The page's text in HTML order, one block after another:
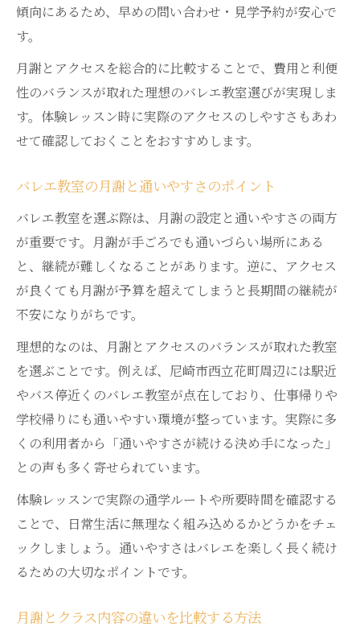
傾向にあるため、早めの問い合わせ・見学予約が安心で
す。
月謝とアクセスを総合的に比較することで、費用と利便
性のバランスが取れた理想のバレエ教室選びが実現しま
す。体験レッスン時に実際のアクセスのしやすさもあわ
せて確認しておくことをおすすめします。
バレエ教室の月謝と通いやすさのポイント
バレエ教室を選ぶ際は、月謝の設定と通いやすさの両方
が重要です。月謝が手ごろでも通いづらい場所にある
と、継続が難しくなることがあります。逆に、アクセス
が良くても月謝が予算を超えてしまうと長期間の継続が
不安になりがちです。
理想的なのは、月謝とアクセスのバランスが取れた教室
を選ぶことです。例えば、尼崎市西立花町周辺には駅近
やバス停近くのバレエ教室が点在しており、仕事帰りや
学校帰りにも通いやすい環境が整っています。実際に多
くの利用者から「通いやすさが続ける決め手になった」
との声も多く寄せられています。
体験レッスンで実際の通学ルートや所要時間を確認する
ことで、日常生活に無理なく組み込めるかどうかをチェ
ックしましょう。通いやすさはバレエを楽しく長く続け
るための大切なポイントです。
月謝とクラス内容の違いを比較する方法